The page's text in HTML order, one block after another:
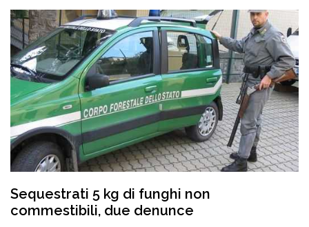
Sequestrati 5 kg di funghi non
commestibili, due denunce